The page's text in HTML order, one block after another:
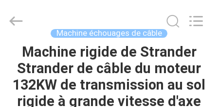
MAISON
PRODUITS
Rights
Reserved.
Machine échouages de câble
Machine rigide de Strander
Strander de câble du moteur
132KW de transmission au sol
rigide à grande vitesse d'axe